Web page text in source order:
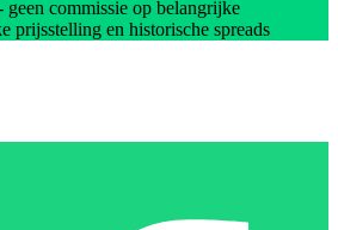
geen commissie op belangrijke
prijsstelling en historische spreads